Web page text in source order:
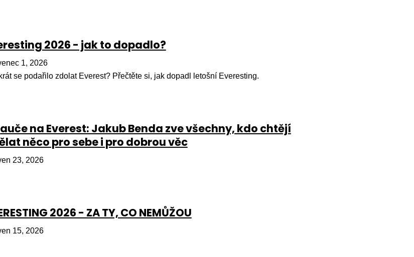
2026 - jak to dopadlo?
1, 2026
se podařilo zdolat Everest? Přečtěte si, jak dopadl letošní Everesting.
na Everest: Jakub Benda zve všechny, kdo chtějí
něco pro sebe i pro dobrou věc
23, 2026
2026 - ZA TY, CO NEMŮŽOU
15, 2026